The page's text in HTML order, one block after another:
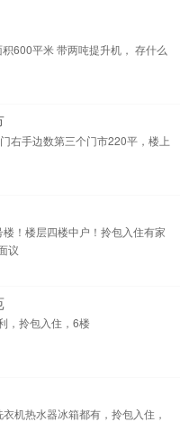
600平米 带两吨提升机， 存什么
右手边数第三个门市220平，楼上
！楼层四楼中户！拎包入住有家
议
，拎包入住，6楼
机热水器冰箱都有，拎包入住，